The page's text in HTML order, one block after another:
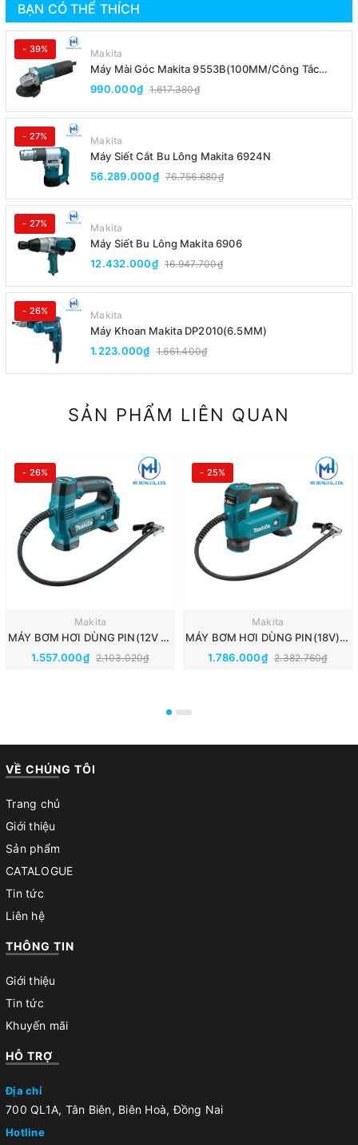
BẠN CÓ THỂ THÍCH
- 39% Makita
Máy Mài Góc Makita 9553B(100MM/Công Tắc
Đuôi)
990.000₫ 1.617.380₫
- 27% Makita
Máy Siết Cắt Bu Lông Makita 6924N
56.289.000₫ 76.756.680₫
- 27% Makita
Máy Siết Bu Lông Makita 6906
12.432.000₫ 16.947.700₫
- 26% Makita
Máy Khoan Makita DP2010(6.5MM)
1.223.000₫ 1.661.400₫
SẢN PHẨM LIÊN QUAN
- 26%
Makita
MÁY BƠM HƠI DÙNG PIN(12V MAX) MAKITA MP100DZ
1.557.000₫ 2.103.020₫
- 25%
Makita
MÁY BƠM HƠI DÙNG PIN(18V) MAKITA DMP180Z
1.786.000₫ 2.382.760₫
VỀ CHÚNG TÔI
Trang chủ
Giới thiệu
Sản phẩm
CATALOGUE
Tin tức
Liên hệ
THÔNG TIN
Giới thiệu
Tin tức
Khuyến mãi
HỖ TRỢ
Địa chỉ
700 QL1A, Tân Biên, Biên Hoà, Đồng Nai
Hotline